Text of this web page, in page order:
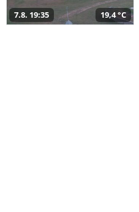
7.8. 19:35 19,4 °C